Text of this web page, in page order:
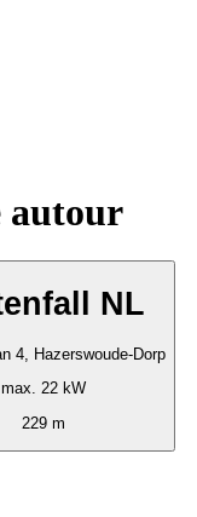
autour
NL
4, Hazerswoude-Dorp
max. 22 kW
229 m